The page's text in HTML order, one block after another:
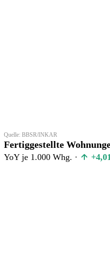
Quelle: BBSR/INKAR
Fertiggestellte
YoY je 1.000 Whg. ·